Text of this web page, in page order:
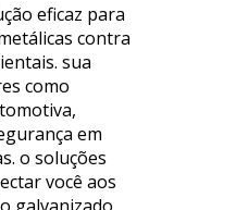
eficaz para
contra
sua
como
em
o soluções
você aos